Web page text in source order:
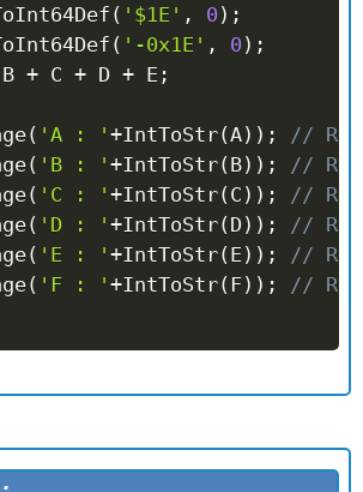
( '$1E' , 0 ) ;
( '-0x1E' , 0 ) ;
B + C + D + E ;
( 'A : ' +IntToStr(A) ) ;
//
( 'B : ' +IntToStr(B) ) ;
//
( 'C : ' +IntToStr(C ) ) ;
//
( 'D : ' +IntToStr(D) ) ;
//
( 'E : ' +IntToStr(E ) ) ;
//
( 'F : ' +IntToStr( F) ) ;
//